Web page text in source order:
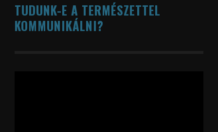
TUDUNK-E A TERMÉSZETTEL
KOMMUNIKÁLNI?